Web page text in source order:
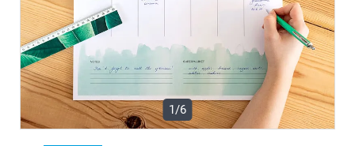
1/6